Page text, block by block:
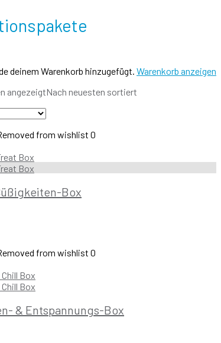
deinem Warenkorb hinzugefügt. Warenkorb anzeigen
angezeigtNach neuesten sortiert
from wishlist 0
Box
from wishlist 0
& Entspannungs-Box